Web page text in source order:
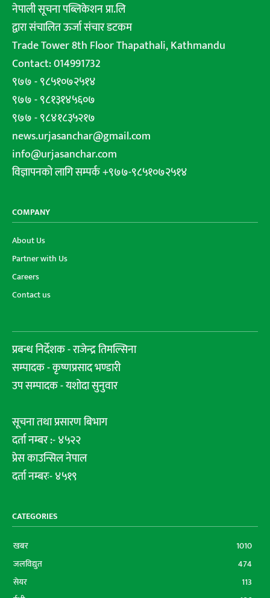
नेपाली सूचना पब्लिकेशन प्रा.लि
द्वारा संचालित ऊर्जा संचार डटकम
Trade Tower 8th Floor Thapathali, Kathmandu
Contact: 014991732
९७७ - ९८५१०७२५१४
९७७ - ९८१३१४५६०७
९७७ - ९८४१८३५२१७
news.urjasanchar@gmail.com
info@urjasanchar.com
विज्ञापनको लागि सम्पर्क +९७७-९८५१०७२५१४
COMPANY
About Us
Partner with Us
Careers
Contact us
प्रबन्ध निर्देशक - राजेन्द्र तिमल्सिना
सम्पादक - कृष्णप्रसाद भण्डारी
उप सम्पादक - यशोदा सुनुवार
सूचना तथा प्रसारण बिभाग
दर्ता नम्बर :- ४५२२
प्रेस काउन्सिल नेपाल
दर्ता नम्बरः- ४५१९
CATEGORIES
खबर
1010
जलविद्युत
474
सेयर
113